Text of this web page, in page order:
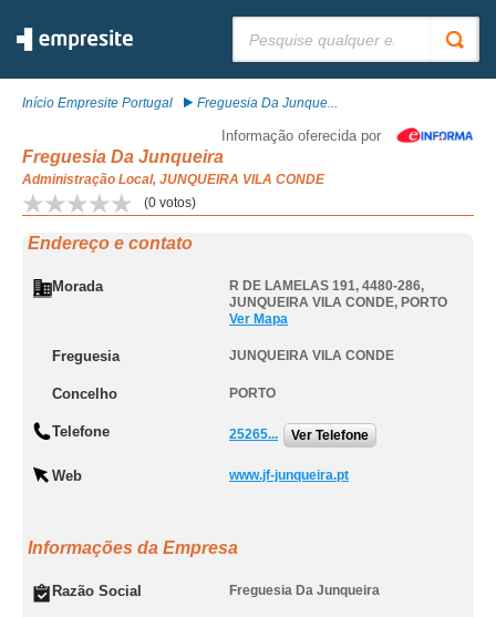
Início Empresite Portugal Freguesia Da Junque...
Informação oferecida por
Freguesia Da Junqueira
Administração Local, JUNQUEIRA VILA CONDE
(0 votos)
Endereço e contato
Morada R DE LAMELAS 191, 4480-286,
JUNQUEIRA VILA CONDE, PORTO
Ver Mapa
Freguesia JUNQUEIRA VILA CONDE
Concelho PORTO
Telefone 25265... Ver Telefone
Web www.jf-junqueira.pt
Informações da Empresa
Razão Social Freguesia Da Junqueira